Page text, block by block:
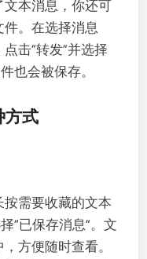
文本消息，你还可
。在选择消息
击“转发”并选择
也会被保存。
方式
按需要收藏的文本
“已保存消息”。文
方便随时查看。